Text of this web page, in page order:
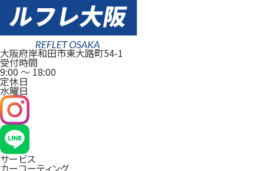
大阪府岸和田市東大路町54-1
受付時間
9:00 ～18:00
定休日
水曜日
サービス